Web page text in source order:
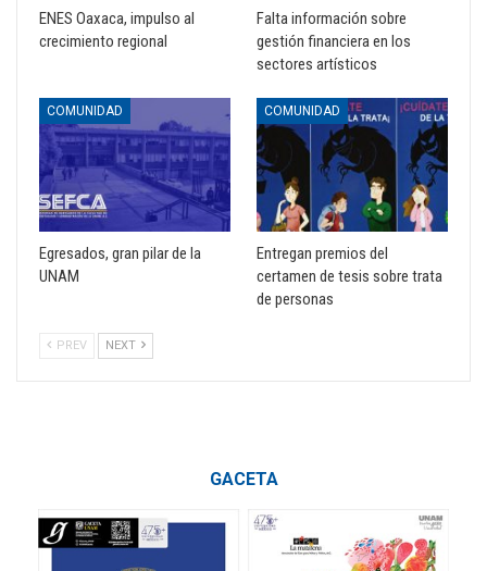
ENES Oaxaca, impulso al
crecimiento regional
Falta información sobre
gestión financiera en los
sectores artísticos
COMUNIDAD
Egresados, gran pilar de la
UNAM
COMUNIDAD
Entregan premios del
certamen de tesis sobre trata
de personas
PREV NEXT
GACETA